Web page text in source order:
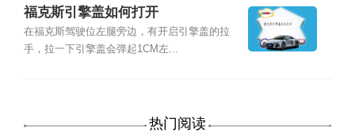
福克斯引擎盖如何打开
在福克斯驾驶位左腿旁边，有开启引擎盖的拉
手，拉一下引擎盖会弹起1CM左...
热门阅读